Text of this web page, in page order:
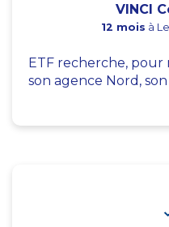
VINCI
12 mois à
ETF recherche, pour
son agence Nord,